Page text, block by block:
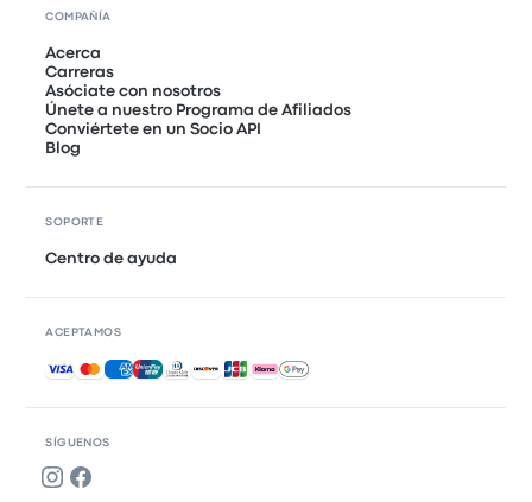
SÍGUENOS
COMPAÑÍA
Acerca
Carreras
Asóciate con nosotros
Únete a nuestro Programa de Afiliados
Conviértete en un Socio API
Blog
SOPORTE
Centro de ayuda
ACEPTAMOS
Pagos aceptados